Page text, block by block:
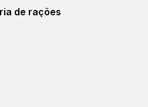
de rações